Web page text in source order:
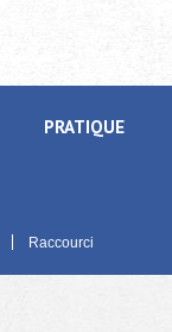
PRATIQUE
Raccourci